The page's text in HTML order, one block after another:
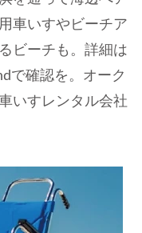
車いすやビーチア
ビーチも。詳細は
で確認を。オーク
いすレンタル会社